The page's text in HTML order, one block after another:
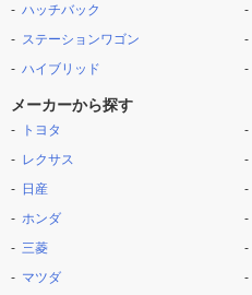
ハッチバック
ステーションワゴン
ハイブリッド
メーカーから探す
トヨタ
レクサス
日産
ホンダ
三菱
マツダ